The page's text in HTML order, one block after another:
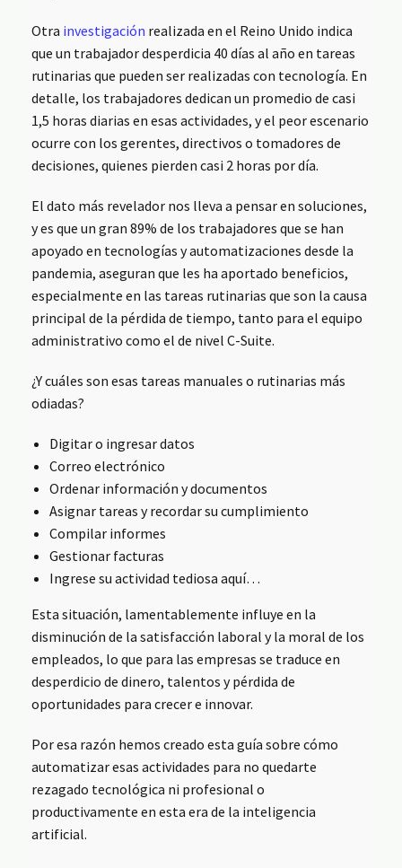
Otra investigación realizada en el Reino Unido indica
que un trabajador desperdicia 40 días al año en tareas
rutinarias que pueden ser realizadas con tecnología. En
detalle, los trabajadores dedican un promedio de casi
1,5 horas diarias en esas actividades, y el peor escenario
ocurre con los gerentes, directivos o tomadores de
decisiones, quienes pierden casi 2 horas por día.
El dato más revelador nos lleva a pensar en soluciones,
y es que un gran 89% de los trabajadores que se han
apoyado en tecnologías y automatizaciones desde la
pandemia, aseguran que les ha aportado beneficios,
especialmente en las tareas rutinarias que son la causa
principal de la pérdida de tiempo, tanto para el equipo
administrativo como el de nivel C-Suite.
¿Y cuáles son esas tareas manuales o rutinarias más
odiadas?
Digitar o ingresar datos
Correo electrónico
Ordenar información y documentos
Asignar tareas y recordar su cumplimiento
Compilar informes
Gestionar facturas
Ingrese su actividad tediosa aquí…
Esta situación, lamentablemente influye en la
disminución de la satisfacción laboral y la moral de los
empleados, lo que para las empresas se traduce en
desperdicio de dinero, talentos y pérdida de
oportunidades para crecer e innovar.
Por esa razón hemos creado esta guía sobre cómo
automatizar esas actividades para no quedarte
rezagado tecnológica ni profesional o
productivamente en esta era de la inteligencia
artificial.